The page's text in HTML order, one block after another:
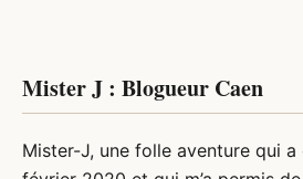
Mister J : Blogueur Caen
Mister-J, une folle aventure qui a